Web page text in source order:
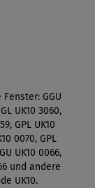
GGU
UK10 3060,
GPL UK10
0070, GPL
UK10 0066,
und andere
UK10.